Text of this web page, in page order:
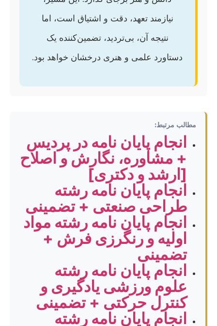
نیازمند تعهد، دقت و اشتیاق است، اما
نتیجه آن، بی‌تردید، تضمین‌کننده یک
دستاورد علمی و هنری درخشان خواهد بود.
مطالب مرتبط:
انجام پایان نامه در پردیس
+ مشاوره، نگارش و اصلاح
[ارشد و دکتری]
انجام پایان نامه رشته
طراحی صنعتی + تضمینی
انجام پایان نامه رشته مواد
اولیه و رنگرزی فرش +
تضمینی
انجام پایان نامه رشته
علوم ورزشی یادگیری و
کنترل حرکتی + تضمینی
انجام پایان نامه رشته